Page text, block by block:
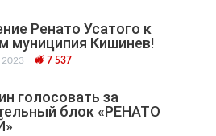
Ренато Усатого к
муниципия Кишинев!
2023 7 537
голосовать за
блок «РЕНАТО